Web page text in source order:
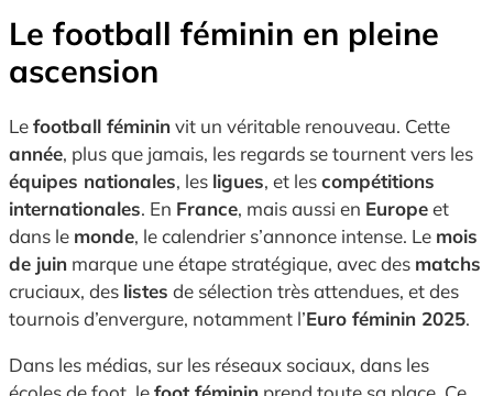
Le football féminin en pleine
ascension
Lefootball fémininvit un véritable renouveau. Cette
année, plus que jamais, les regards se tournent vers les
équipes nationales, les ligues, et lescompétitions
internationales. En France, mais aussi en Europeet
dans le monde, le calendrier s’annonce intense. Le mois
de juin marque une étape stratégique, avec des matchs
cruciaux, des listes de sélection très attendues, et des
tournois d’envergure, notamment l’Euro féminin 2025.
Dans les médias, sur les réseaux sociaux, dans les